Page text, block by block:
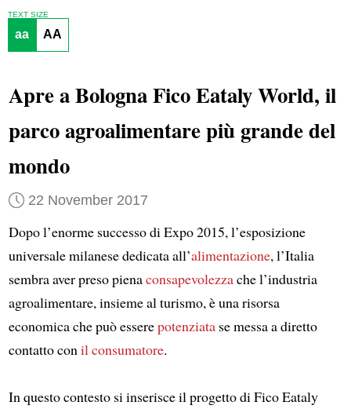
TEXT SIZE
aa AA
Apre a Bologna Fico Eataly World, il
parco agroalimentare più grande del
mondo
22 November 2017
Dopo l’enorme successo di Expo 2015, l’esposizione
universale milanese dedicata all’alimentazione, l’Italia
sembra aver preso pienaconsapevolezzache l’industria
agroalimentare, insieme al turismo, è una risorsa
economica che può esserepotenziatase messa a diretto
contatto conil consumatore.
In questo contesto si inserisce il progetto di Fico Eataly